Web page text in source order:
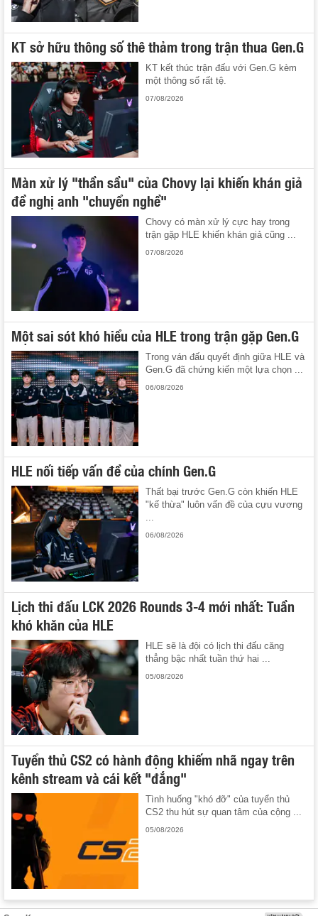
KT sở hữu thông số thê thảm trong trận thua Gen.G
KT kết thúc trận đấu với Gen.G kèm
một thông số rất tệ.
07/08/2026
Màn xử lý "thần sầu" của Chovy lại khiến khán giả
đề nghị anh "chuyển nghề"
Chovy có màn xử lý cực hay trong
trận gặp HLE khiến khán giả cũng ...
07/08/2026
Một sai sót khó hiểu của HLE trong trận gặp Gen.G
Trong ván đấu quyết định giữa HLE và
Gen.G đã chứng kiến một lựa chọn ...
06/08/2026
HLE nối tiếp vấn đề của chính Gen.G
Thất bại trước Gen.G còn khiến HLE
"kế thừa" luôn vấn đề của cựu vương
...
06/08/2026
Lịch thi đấu LCK 2026 Rounds 3-4 mới nhất: Tuần
khó khăn của HLE
HLE sẽ là đội có lịch thi đấu căng
thẳng bậc nhất tuần thứ hai ...
05/08/2026
Tuyển thủ CS2 có hành động khiếm nhã ngay trên
kênh stream và cái kết "đắng"
Tình huống "khó đỡ" của tuyển thủ
CS2 thu hút sự quan tâm của cộng ...
05/08/2026